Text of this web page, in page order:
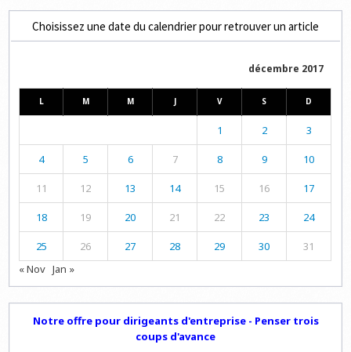
Choisissez une date du calendrier pour retrouver un article
décembre 2017
L M M J V S D
1 2 3
4 5 6 7 8 9 10
11 12 13 14 15 16 17
18 19 20 21 22 23 24
25 26 27 28 29 30
31
« Nov Jan »
Notre offre pour dirigeants d'entreprise - Penser trois
coups d'avance